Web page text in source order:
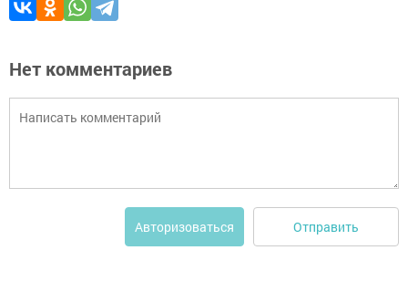
Нет комментариев
Авторизоваться Отправить